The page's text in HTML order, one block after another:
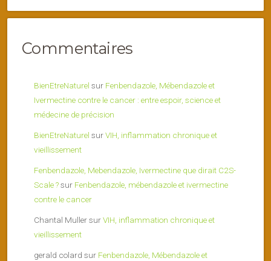
Commentaires
BienEtreNaturel sur Fenbendazole, Mébendazole et
Ivermectine contre le cancer : entre espoir, science et
médecine de précision
BienEtreNaturel surVIH, inflammation chronique et
vieillissement
Fenbendazole, Mebendazole, Ivermectine que dirait C2S-
Scale ?sur Fenbendazole, mébendazole et ivermectine
contre le cancer
Chantal MullersurVIH, inflammation chronique et
vieillissement
gerald colard sur Fenbendazole, Mébendazole et